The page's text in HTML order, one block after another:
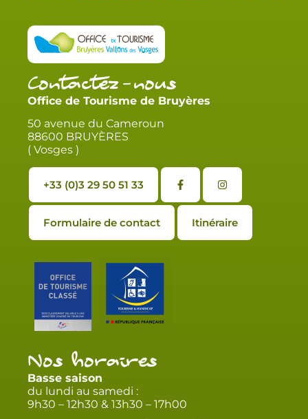
Contactez-nous
Office de Tourisme de Bruyères
50 avenue du Cameroun
88600 BRUYÈRES
( Vosges )
+33 (0)3 29 50 51 33
Formulaire de contact Itinéraire
Nos horaires
Basse saison
du lundi au samedi :
9h30 – 12h30 & 13h30 – 17h00